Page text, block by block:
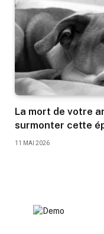
La mort de votre
surmonter cette
11 MAI 2026